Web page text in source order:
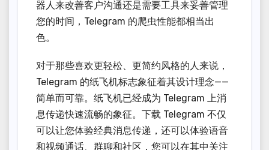
器人来改善客户沟通还是需要工具来妥善管理
您的时间，Telegram 的爬虫性能都相当出
色。
对于那些喜欢更轻松、更简约风格的人来说，
Telegram 的纸飞机标志象征着其设计理念——
简单而可靠。纸飞机已经成为 Telegram 上消
息传递快速流畅的象征。下载 Telegram 不仅
可以让您体验经典消息传递，还可以体验语音
和视频通话、群聊和社区，您可以在其中关注